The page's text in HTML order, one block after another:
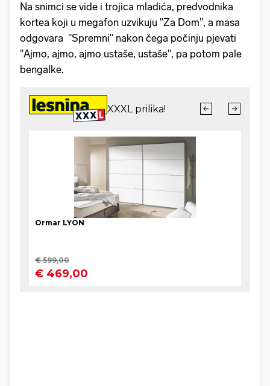
Na snimci se vide i trojica mladića, predvodnika
kortea koji u megafon uzvikuju "Za Dom", a masa
odgovara "Spremni" nakon čega počinju pjevati
"Ajmo, ajmo, ajmo ustaše, ustaše", pa potom pale
bengalke.